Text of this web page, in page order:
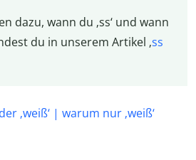
dazu, wann du ‚ss‘ und wann
du in unserem Artikel ‚ss
‚weiß‘ | warum nur ‚weiß‘